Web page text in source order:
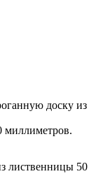
доску из
миллиметров.
лиственницы 50